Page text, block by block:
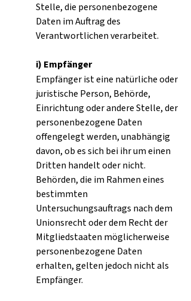
Stelle, die personenbezogene
Daten im Auftrag des
Verantwortlichen verarbeitet.
i) Empfänger
Empfänger ist eine natürliche oder
juristische Person, Behörde,
Einrichtung oder andere Stelle, der
personenbezogene Daten
offengelegt werden, unabhängig
davon, ob es sich bei ihr um einen
Dritten handelt oder nicht.
Behörden, die im Rahmen eines
bestimmten
Untersuchungsauftrags nach dem
Unionsrecht oder dem Recht der
Mitgliedstaaten möglicherweise
personenbezogene Daten
erhalten, gelten jedoch nicht als
Empfänger.